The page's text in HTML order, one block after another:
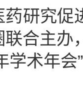
研究促
合主办
学术年